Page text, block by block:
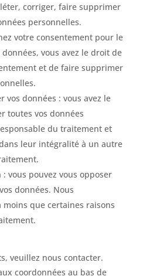
corriger, faire supprimer
personnelles.
votre consentement pour le
vous avez le droit de
et de faire supprimer
vos données : vous avez le
toutes vos données
du traitement et
leur intégralité à un autre
: vous pouvez vous opposer
données. Nous
que certaines raisons
veuillez nous contacter.
coordonnées au bas de